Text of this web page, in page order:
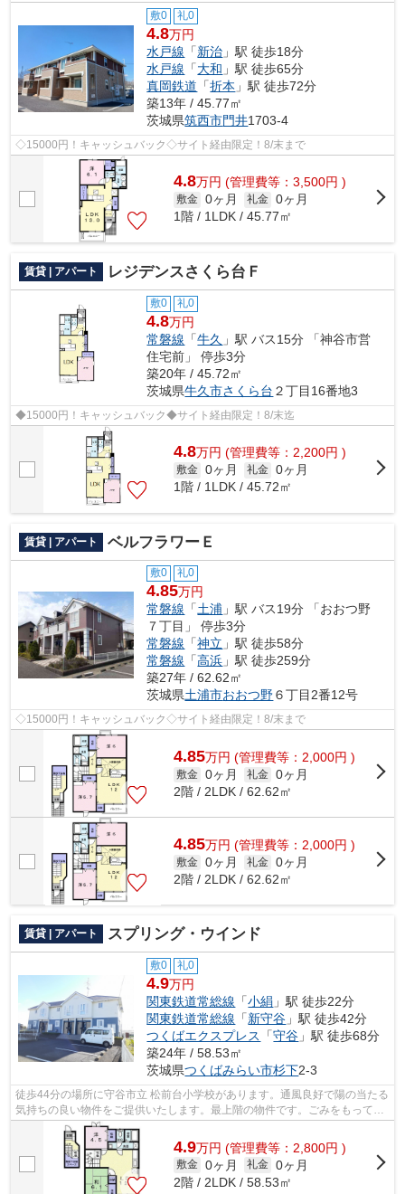
敷0 礼0
4.8万円
水戸線 「新治 」駅 徒歩18分
水戸線 「大和 」駅 徒歩65分
真岡鉄道 「折本 」駅 徒歩72分
築13年 / 45.77㎡
茨城県筑西市門井1703-4
◇15000円！キャッシュバック◇サイト経由限定！8/末まで
4.8万円 (管理費等：3,500円 )
敷金 0ヶ月 礼金 0ヶ月
1階 / 1LDK / 45.77㎡
賃貸 | アパート レジデンスさくら台Ｆ
敷0 礼0
4.8万円
常磐線 「牛久 」駅 バス15分 「神谷市営
住宅前」 停歩3分
築20年 / 45.72㎡
茨城県牛久市さくら台 ２丁目16番地3
◆15000円！キャッシュバック◆サイト経由限定！8/末迄
4.8万円 (管理費等：2,200円 )
敷金 0ヶ月 礼金 0ヶ月
1階 / 1LDK / 45.72㎡
賃貸 | アパート ベルフラワーＥ
敷0 礼0
4.85万円
常磐線 「土浦 」駅 バス19分 「おおつ野
７丁目」 停歩3分
常磐線 「神立 」駅 徒歩58分
常磐線 「高浜 」駅 徒歩259分
築27年 / 62.62㎡
茨城県土浦市おおつ野６丁目2番12号
◇15000円！キャッシュバック◇サイト経由限定！8/末まで
4.85万円 (管理費等：2,000円 )
敷金 0ヶ月 礼金 0ヶ月
2階 / 2LDK / 62.62㎡
4.85万円 (管理費等：2,000円 )
敷金 0ヶ月 礼金 0ヶ月
2階 / 2LDK / 62.62㎡
賃貸 | アパート スプリング・ウインド
敷0 礼0
4.9万円
関東鉄道常総線 「小絹 」駅 徒歩22分
関東鉄道常総線 「新守谷 」駅 徒歩42分
つくばエクスプレス
「守谷 」駅 徒歩68分
築24年 / 58.53㎡
茨城県つくばみらい市杉下2-3
徒歩44分の場所に守谷市立 松前台小学校があります。通風良好で陽の当たる
気持ちの良い物件をご提供いたします。最上階の物件です。ごみをもって歩
く距離を少なくしたい方におすすめし...
4.9万円 (管理費等：2,800円 )
敷金 0ヶ月 礼金 0ヶ月
2階 / 2LDK / 58.53㎡